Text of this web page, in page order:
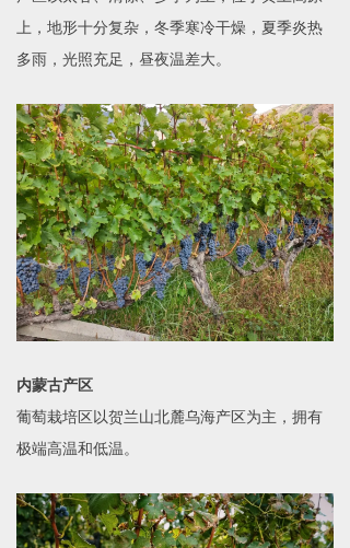
上，地形十分复杂，冬季寒冷干燥，夏季炎热
多雨，光照充足，昼夜温差大。
内蒙古产区
葡萄栽培区以贺兰山北麓乌海产区为主，拥有
极端高温和低温。